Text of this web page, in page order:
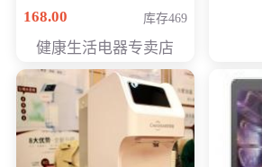
购买）
168.00 库存469
健康生活电器专卖店